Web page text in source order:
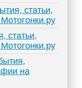
статьи,
статьи,
на